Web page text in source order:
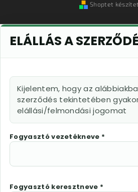
Shoptet
ELÁLLÁS A
Kijelentem, hogy az
szerződés tekintetében
elállási/felmondási jogomat
Fogyasztó vezetékneve *
Fogyasztó keresztneve *